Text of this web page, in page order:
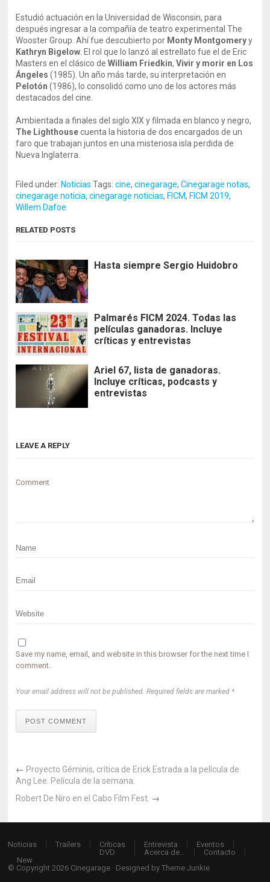
Estudió actuación en la Universidad de Wisconsin, para
después ingresar a la compañía de teatro experimental The
Wooster Group. Ahí fue descubierto por Monty Montgomeryy
Kathryn Bigelow . El rol que lo lanzó al estrellato fue el de Eric
Masters en el clásico deWilliam Friedkin,Vivir y morir en Los
Ángeles (1985). Un año más tarde, su interpretación en
Pelotón (1986), lo consolidó como uno de los actores más
destacados del cine.
Ambientada a finales del siglo XIX y filmada en blanco y negro,
The Lighthousecuenta la historia de dos encargados de un
faro que trabajan juntos en una misteriosa isla perdida de
Nueva Inglaterra.
Filed under: Noticias Tags:cine,cinegarage,Cinegarage notas,
cinegarage noticia,cinegarage noticias, FICM, FICM 2019,
Willem Dafoe
RELATED POSTS
Hasta siempre Sergio Huidobro
Palmarés FICM 2024. Todas las
películas ganadoras. Incluye
críticas y entrevistas
Ariel 67, lista de ganadoras.
Incluye críticas, podcasts y
entrevistas
LEAVE A REPLY
Comment
Save my name, email, and website in this browser for the next time I
comment.
Your email address will not be published. Required fields are marked *
POST COMMENT
← Proyecto Géminis, crítica de Erick Estrada a la película de
Ang Lee. Película de la semana.
Robert De Niro en el Cabo Film Fest. →
Noticias Trailers
Críticas
DVD
Entrevista
Eventos
Acerca de…
Contacto
New
© Copyright 2026 Cinegarage · Designed byTheme Junkie